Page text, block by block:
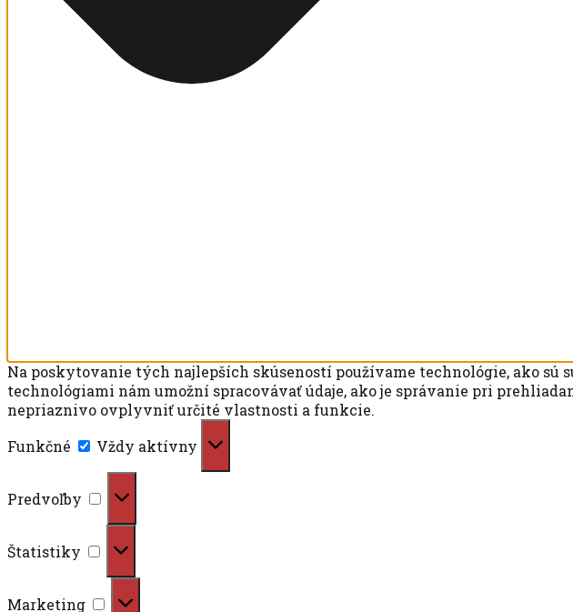
Na poskytovanie tých najlepších skúseností používame technológie, ako
technológiami nám umožní spracovávať údaje, ako je správanie pri
nepriaznivo ovplyvniť určité vlastnosti a funkcie.
Funkčné
Vždy aktívny
Predvoľby
Predvoľby
Štatistiky
Štatistiky
Marketing
Marketing